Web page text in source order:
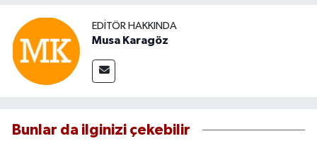
EDITÖR HAKKINDA
Musa Karagöz
Bunlar da ilginizi çekebilir